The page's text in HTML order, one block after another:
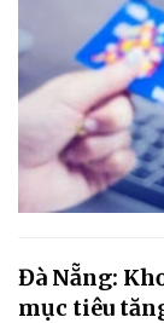
Đà Nẵng:
mục tiêu